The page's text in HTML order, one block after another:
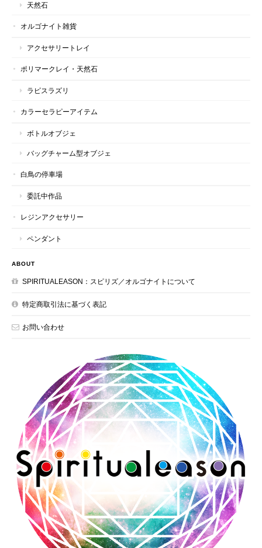
天然石
オルゴナイト雑貨
アクセサリートレイ
ポリマークレイ・天然石
ラピスラズリ
カラーセラピーアイテム
ボトルオブジェ
バッグチャーム型オブジェ
白鳥の停車場
委託中作品
レジンアクセサリー
ペンダント
ABOUT
SPIRITUALEASON：スピリズ／オルゴナイトについて
特定商取引法に基づく表記
お問い合わせ